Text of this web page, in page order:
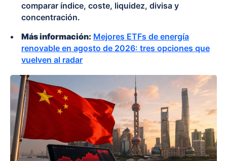
comparar índice, coste, liquidez, divisa y
concentración.
Más información: Mejores ETFs de energía
renovable en agosto de 2026: tres opciones que
vuelven al radar